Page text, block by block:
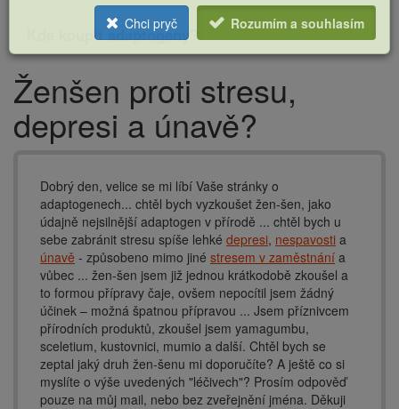
Kde koupit adaptogeny?
Drobečková
navigace
Ženšen proti stresu,
depresi a únavě?
Dobrý den, velice se mi líbí Vaše stránky o
adaptogenech... chtěl bych vyzkoušet žen-šen, jako
údajně nejsilnější adaptogen v přírodě ... chtěl bych u
sebe zabránit stresu spíše lehké depresi, nespavosti a
únavě - způsobeno mimo jiné stresem v zaměstnání a
vůbec ... žen-šen jsem již jednou krátkodobě zkoušel a
to formou přípravy čaje, ovšem nepocítil jsem žádný
účinek – možná špatnou přípravou ... Jsem příznivcem
přírodních produktů, zkoušel jsem yamagumbu,
sceletium, kustovnici, mumio a další. Chtěl bych se
zeptal jaký druh žen-šenu mi doporučíte? A ještě co si
myslíte o výše uvedených "léčivech"? Prosím odpověď
pouze na můj mail, nebo bez zveřejnění jména. Děkuji
Chci pryč Rozumím a souhlasím